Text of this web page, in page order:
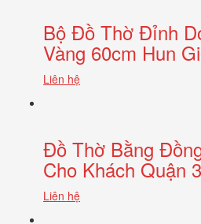
Bộ Đồ Thờ Đỉnh
Vàng 60cm Hun
Liên hệ
Đồ Thờ Bằng
Cho Khách Quận 3
Liên hệ